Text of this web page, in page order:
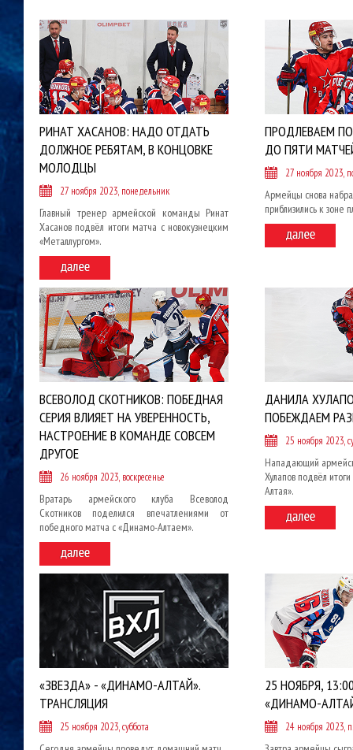
РИНАТ ХАСАНОВ: НАДО ОТДАТЬ
ДОЛЖНОЕ РЕБЯТАМ, В КОНЦОВКЕ
МОЛОДЦЫ
27 ноября 2023, понедельник
Главный тренер армейской команды Ринат
Хасанов подвёл итоги матча с новокузнецким
«Металлургом».
ПРОДЛЕВАЕМ
ДО ПЯТИ
27 ноября 2023,
Армейцы снова
приблизились к зоне
ВСЕВОЛОД СКОТНИКОВ: ПОБЕДНАЯ
СЕРИЯ ВЛИЯЕТ НА УВЕРЕННОСТЬ,
НАСТРОЕНИЕ В КОМАНДЕ СОВСЕМ
ДРУГОЕ
26 ноября 2023, воскресенье
Вратарь армейского клуба Всеволод
Скотников поделился впечатлениями от
победного матча с «Динамо-Алтаем».
ДАНИЛА
ПОБЕЖДАЕМ
25 ноября 2023,
Нападающий
Хулапов подвёл
Алтая».
«ЗВЕЗДА» - «ДИНАМО-АЛТАЙ».
ТРАНСЛЯЦИЯ
25 ноября 2023, суббота
25 НОЯБРЯ,
«ДИНАМО-
24 ноября 2023,